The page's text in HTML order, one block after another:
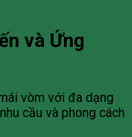
và Ứng
vòm với đa dạng
cầu và phong cách